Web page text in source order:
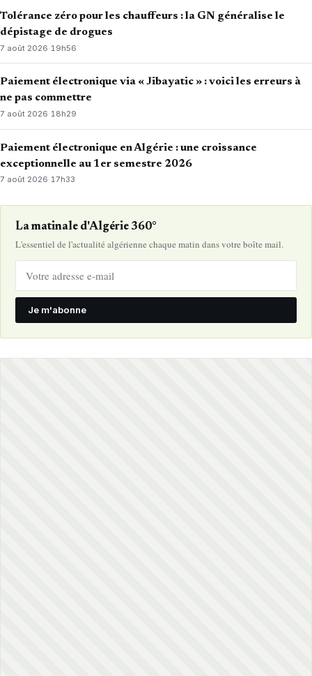
Tolérance zéro pour les chauffeurs : la GN généralise le
dépistage de drogues
7 août 2026· 19h56
Paiement électronique via « Jibayatic » : voici les erreurs à
ne pas commettre
7 août 2026·18h29
Paiement électronique en Algérie : une croissance
exceptionnelle au 1er semestre 2026
7 août 2026·17h33
La matinale d'Algérie 360°
L'essentiel de l'actualité algérienne chaque matin dans votre boîte mail.
Je m'abonne